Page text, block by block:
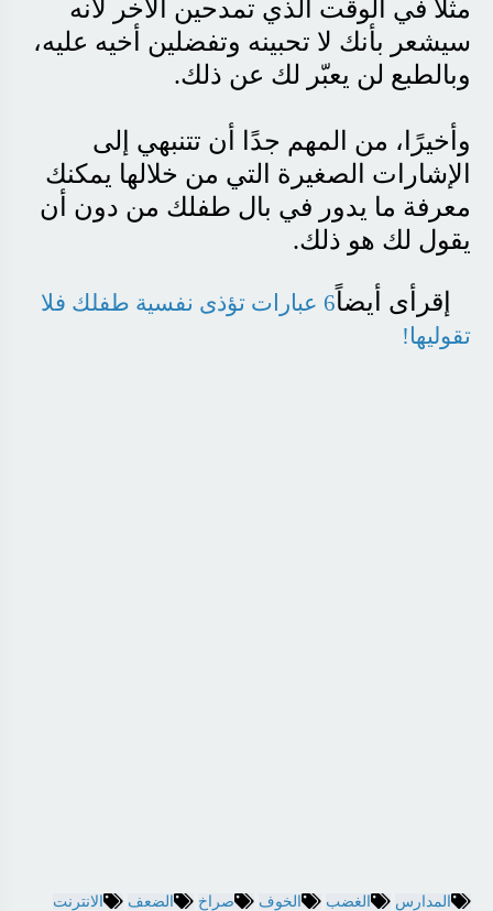
مثلًا في الوقت الذي تمدحين الآخر لأنه
سيشعر بأنك لا تحبينه وتفضلين أخيه عليه،
وبالطبع لن يعبّر لك عن ذلك.
وأخيرًا، من المهم جدًا أن تتنبهي إلى
الإشارات الصغيرة التي من خلالها يمكنك
معرفة ما يدور في بال طفلك من دون أن
يقول لك هو ذلك.
6 عبارات تؤذى نفسية طفلك فلا
تقوليها!
المدارس الغضب الخوف صراخ الضعف الانترنت